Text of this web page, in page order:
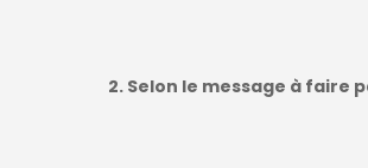
2. Selon le message à faire